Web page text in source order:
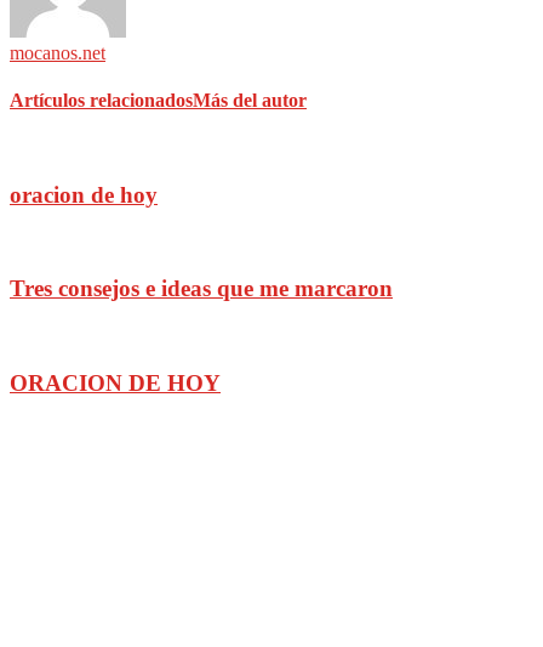
mocanos.net
Artículos relacionadosMás del autor
oracion de hoy
Tres consejos e ideas que me marcaron
ORACION DE HOY